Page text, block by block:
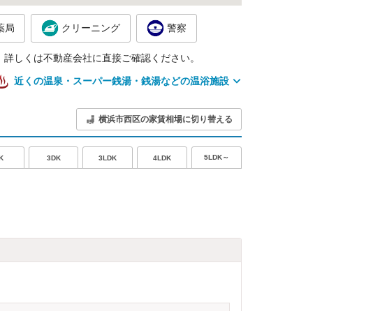
局 クリーニング 警察
しくは不動産会社に直接ご確認ください。
近くの温泉・スーパー銭湯・銭湯などの温浴施設
横浜市西区の家賃相場に切り替える
3DK 3LDK 4LDK 5LDK～